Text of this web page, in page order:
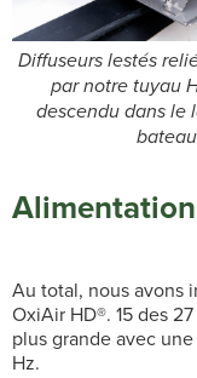
Diffuseurs lestés
par notre tuyau
descendu dans le
bateau
Alimentation
Au total, nous avons
OxiAir HD®. 15 des
plus grande avec
Hz.